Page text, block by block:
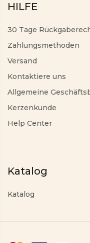
HILFE
30 Tage
Zahlungsmethoden
Versand
Kontaktiere uns
Allgemeine
Kerzenkunde
Help Center
Katalog
Katalog